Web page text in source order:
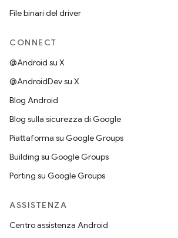
File binari del driver
CONNECT
@Android su X
@AndroidDev su X
Blog Android
Blog sulla sicurezza di Google
Piattaforma su Google Groups
Building su Google Groups
Porting su Google Groups
ASSISTENZA
Centro assistenza Android